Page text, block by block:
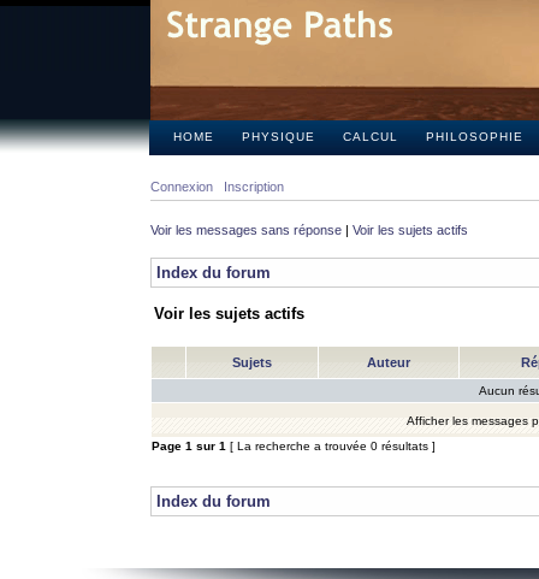
HOME PHYSIQUE CALCUL PHILOSOPHIE
Connexion Inscription
Voir les messages sans réponse | Voir les sujets actifs
Index du forum
Voir les sujets actifs
Sujets Auteur
Aucun
Afficher les messages
Page 1 sur 1 [ La recherche a trouvée 0 résultats ]
Index du forum